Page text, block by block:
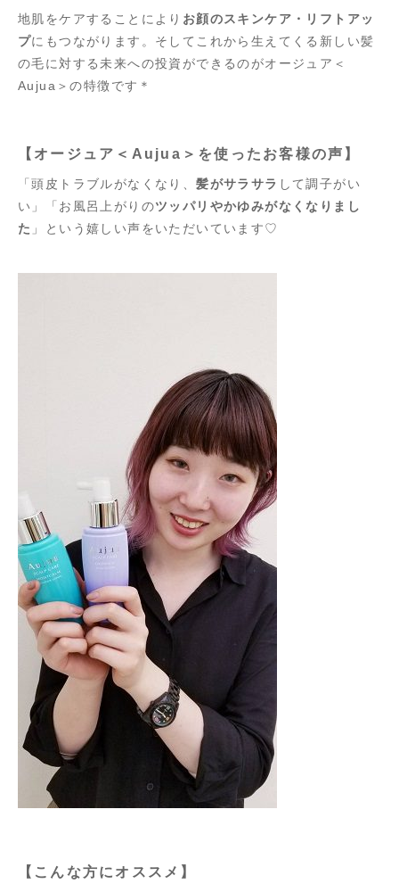
地肌をケアすることにより お顔のスキンケア・リフトアッ
プにもつながります。そしてこれから生えてくる新しい髪
の毛に対する未来への投資ができるのがオージュア＜
Aujua＞の特徴です＊
【オージュア＜Aujua＞を使ったお客様の声】
「頭皮トラブルがなくなり、髪がサラサラ して調子がい
い」「お風呂上がりのツッパリやかゆみがなくなりまし
た 」という嬉しい声をいただいています♡
【こんな方にオススメ】